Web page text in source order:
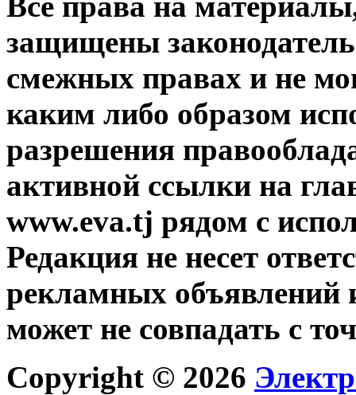
защищены
смежных правах и не
каким либо образом
разрешения
активной ссылки на
www.eva.tj рядом с
Редакция не несет
рекламных объявлений
может не совпадать с
Copyright © 2026